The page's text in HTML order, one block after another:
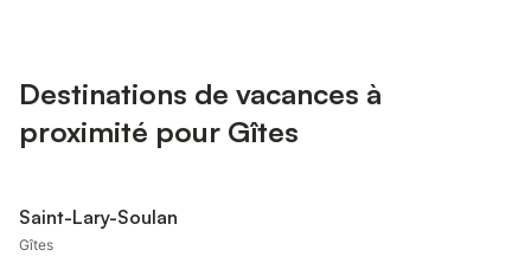
Destinations de vacances à
proximité pour Gîtes
Saint-Lary-Soulan
Gîtes